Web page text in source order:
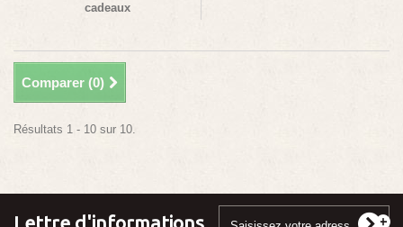
cadeaux
Comparer (0)
Résultats 1 - 10 sur 10.
Lettre d'informations